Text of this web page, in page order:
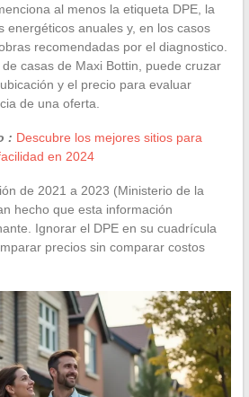
al menos la etiqueta DPE, la
energéticos anuales y, en los casos
recomendadas por el diagnostico.
casas de Maxi Bottin, puede cruzar
y el precio para evaluar
de una oferta.
: Descubre los mejores sitios para
en 2024
de 2021 a 2023 (Ministerio de la
hecho que esta información
Ignorar el DPE en su cuadrícula
precios sin comparar costos